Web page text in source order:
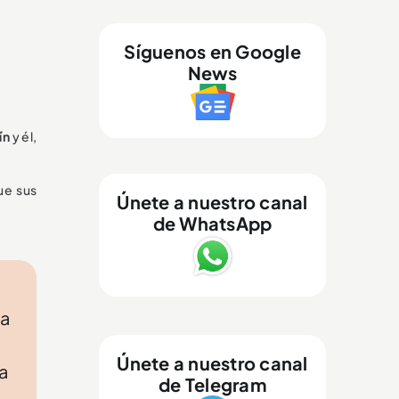
y él,
sus
Síguenos en Google
News
Únete a nuestro canal
de WhatsApp
Únete a nuestro canal
de Telegram